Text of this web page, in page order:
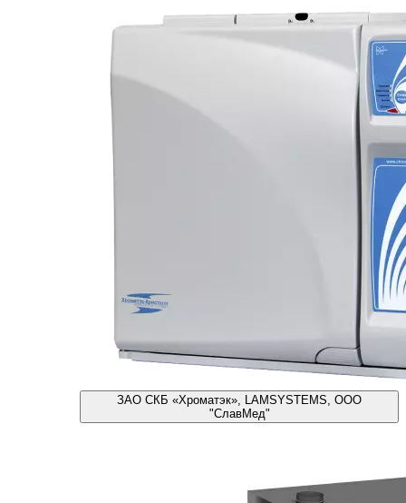
ЗАО СКБ «Хроматэк», LAMSYSTEMS, ООО
"СлавМед"